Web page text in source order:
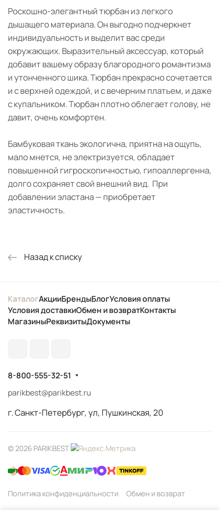
Роскошно-элегантный тюрбан из легкого
дышащего материала. Он выгодно подчеркнет
индивидуальность и выделит вас среди
окружающих. Выразительный аксессуар, который
добавит вашему образу благородного романтизма
и утонченного шика. Тюрбан прекрасно сочетается
и с верхней одеждой, и с вечерним платьем, и даже
с купальником. Тюрбан плотно облегает голову, не
давит, очень комфортен.
Бамбуковая ткань экологична, приятна на ощупь,
мало мнется, не электризуется, обладает
повышенной гигроскопичностью, гипоаллергенна,
долго сохраняет свой внешний вид. При
добавлении эластана — приобретает
эластичность.
Назад к списку
КаталогАкцииБрендыБлогУсловия оплаты
Условия доставкиОбмен и возвратКонтакты
МагазиныРеквизитыДокументы
8-800-555-32-51
parikbest@parikbest.ru
г. Санкт-Петербург, ул, Пушкинская, 20
© 2026 PARIKBEST
Политика конфиденциальности Обмен и возврат